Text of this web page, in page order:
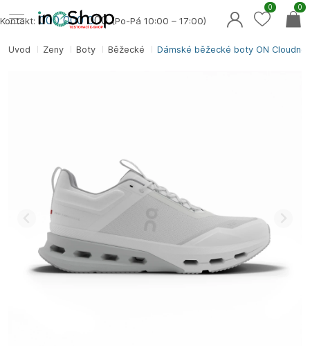
Úvod Ženy Boty Běžecké Dámské běžecké boty ON
Kontakt: 000 000 000(Po-Pá 10:00 – 17:00)
0
0